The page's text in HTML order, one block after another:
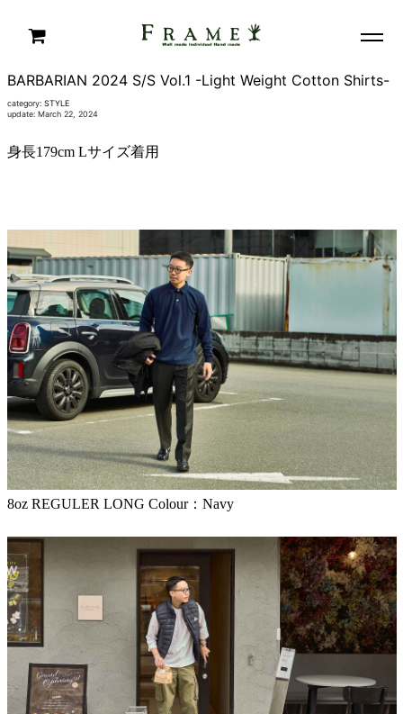
BARBARIAN 2024 S/S Vol.1 -Light Weight Cotton Shirts-
category: STYLE
update: March 22, 2024
身長179cm Lサイズ着用
8oz REGULER LONG Colour：Navy